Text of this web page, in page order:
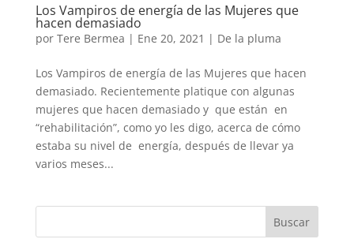
Los Vampiros de energía de las Mujeres que
hacen demasiado
por Tere Bermea | Ene 20, 2021 | De la pluma
Los Vampiros de energía de las Mujeres que hacen
demasiado. Recientemente platique con algunas
mujeres que hacen demasiado y que están en
“rehabilitación”, como yo les digo, acerca de cómo
estaba su nivel de energía, después de llevar ya
varios meses...